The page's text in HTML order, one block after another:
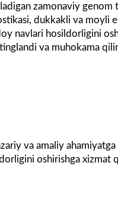
zamonaviy
dukkakli va moyli
navlari hosildorligini
va muhokama
va amaliy
oshirishga xizmat